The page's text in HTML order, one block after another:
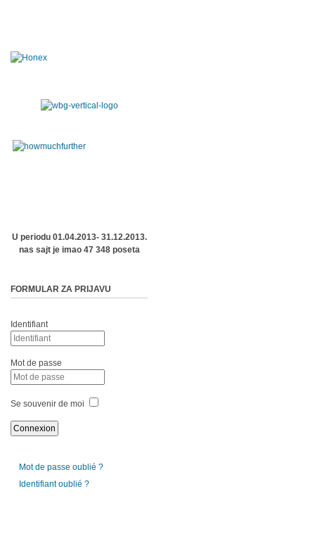
U periodu 01.04.2013- 31.12.2013.
nas sajt je imao 47 348 poseta
FORMULAR ZA PRIJAVU
Identifiant
Mot de passe
Se souvenir de moi
Mot de passe oublié ?
Identifiant oublié ?